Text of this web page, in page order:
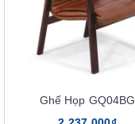
Ghế Họp GQ04BG